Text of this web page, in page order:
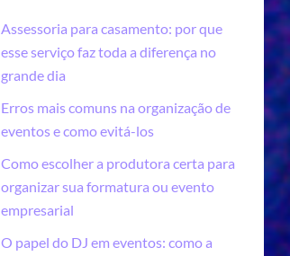
Assessoria para casamento: por que
esse serviço faz toda a diferença no
grande dia
Erros mais comuns na organização de
eventos e como evitá-los
Como escolher a produtora certa para
organizar sua formatura ou evento
empresarial
O papel do DJ em eventos: como a